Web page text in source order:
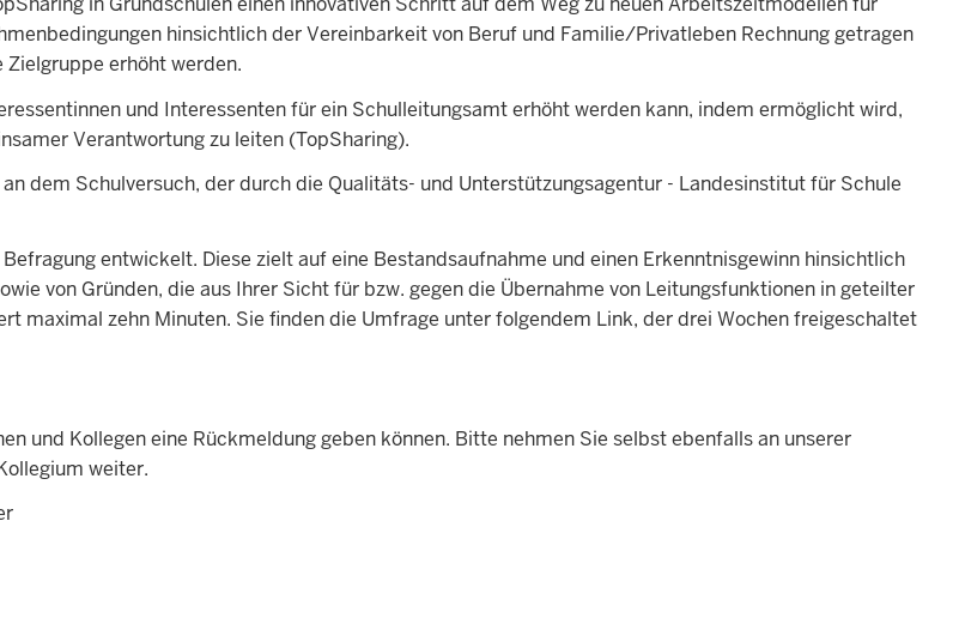
hinsichtlich der Vereinbarkeit von Beruf und Familie/Privatleben Rechnung getragen
erhöht werden.
und Interessenten für ein Schulleitungsamt erhöht werden kann, indem ermöglicht wird,
Verantwortung zu leiten (TopSharing).
dem Schulversuch, der durch die Qualitäts- und Unterstützungsagentur - Landesinstitut für Schule
entwickelt. Diese zielt auf eine Bestandsaufnahme und einen Erkenntnisgewinn hinsichtlich
von Gründen, die aus Ihrer Sicht für bzw. gegen die Übernahme von Leitungsfunktionen in geteilter
maximal zehn Minuten. Sie finden die Umfrage unter folgendem Link, der drei Wochen freigeschaltet
und Kollegen eine Rückmeldung geben können. Bitte nehmen Sie selbst ebenfalls an unserer
weiter.